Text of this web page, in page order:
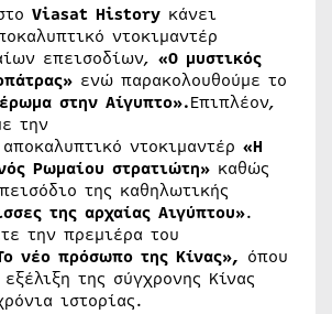
Viasat History κάνει
ντοκιμαντέρ
επεισοδίων, «Ο μυστικός
ενώ παρακολουθούμε το
στην Αίγυπτο».Επιπλέον,
την
ντοκιμαντέρ «Η
Ρωμαίου στρατιώτη» καθώς
της καθηλωτικής
της αρχαίας Αιγύπτου».
την πρεμιέρα του
νέο πρόσωπο της Κίνας», όπου
της σύγχρονης Κίνας
ιστορίας.